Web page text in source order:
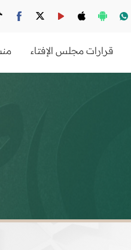
قرارات مجلس الإفتاء